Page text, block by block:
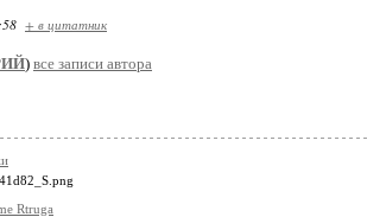
+ в цитатник
) все записи автора
Rtruga